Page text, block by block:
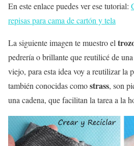
En este enlace puedes ver ese tutorial:
repisas para cama de cartón y tela
La siguiente imagen te muestro el
pedrería o brillante que reutilicé de
viejo, para esta idea voy a reutilizar la
también conocidas comostrass, son
una cadena, que facilitan la tarea a la